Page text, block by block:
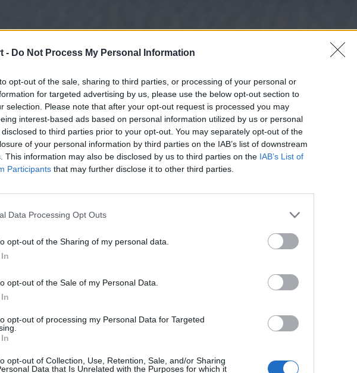
- Do Not Process My Personal Information
opt-out of the sale, sharing to third parties, or processing of your personal or
for targeted advertising by us, please use the below opt-out section to
selection. Please note that after your opt-out request is processed you may
interest-based ads based on personal information utilized by us or personal
to third parties prior to your opt-out. You may separately opt-out of the
of your personal information by third parties on the IAB’s list of downstream
This information may also be disclosed by us to third parties on the IAB’s List of
Participants that may further disclose it to other third parties.
Data Processing Opt Outs
opt-out of the Sharing of my personal data.
opt-out of the Sale of my Personal Data.
opt-out of processing my Personal Data for Targeted
opt-out of Collection, Use, Retention, Sale, and/or Sharing
Data that Is Unrelated with the Purposes for which it